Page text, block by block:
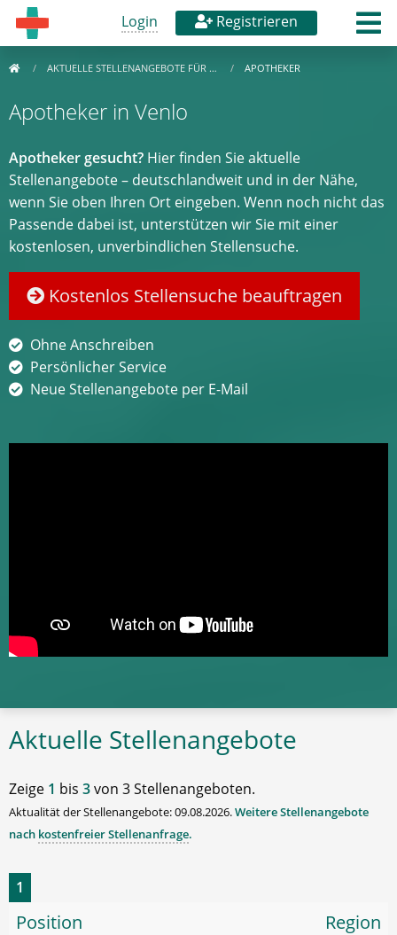
Login Registrieren
AKTUELLE STELLENANGEBOTE FÜR … APOTHEKER
Apotheker in Venlo
Apotheker gesucht? Hier finden Sie aktuelle
Stellenangebote – deutschlandweit und in der Nähe,
wenn Sie oben Ihren Ort eingeben. Wenn noch nicht das
Passende dabei ist, unterstützen wir Sie mit einer
kostenlosen, unverbindlichen Stellensuche.
Kostenlos Stellensuche beauftragen
Ohne Anschreiben
Persönlicher Service
Neue Stellenangebote per E-Mail
Aktuelle Stellenangebote
Zeige 1 bis 3von 3 Stellenangeboten.
Aktualität der Stellenangebote: 09.08.2026.Weitere Stellenangebote
nach kostenfreier Stellenanfrage.
1
Position Region